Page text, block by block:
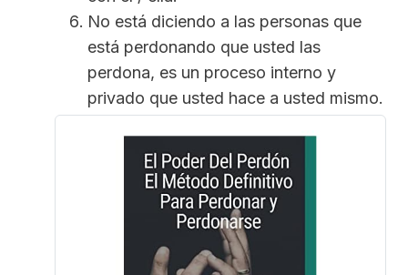
No está diciendo a las personas que
está perdonando que usted las
perdona, es un proceso interno y
privado que usted hace a usted mismo.